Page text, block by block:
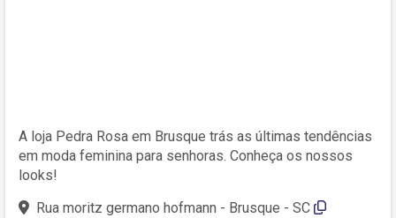
A loja Pedra Rosa em Brusque trás as últimas tendências
em moda feminina para senhoras. Conheça os nossos
looks!
Rua moritz germano hofmann - Brusque - SC